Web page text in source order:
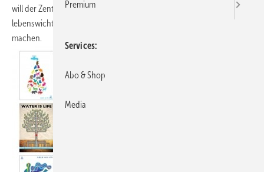
will der Zentralverband Sanitär Heizung Klima (ZVSHK) auf die weltweit
lebenswichtige Bedeutung der Ressource Wasser aufmerksam
machen.
Premium
Services
Abo & Shop
Media